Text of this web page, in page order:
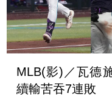
MLB(影)／瓦德
續輸苦吞7連敗